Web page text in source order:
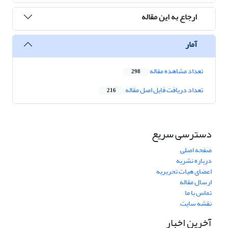
ارجاع به این مقاله
آمار
تعداد مشاهده مقاله 298
تعداد دریافت فایل اصل مقاله 216
دسترسی سریع
صفحه اصلی
درباره نشریه
اعضای هیات تحریریه
ارسال مقاله
تماس با ما
نقشه سایت
آخرین اخبار